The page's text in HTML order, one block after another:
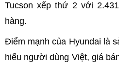
Tucson xếp thứ 2 với
hàng.
Điểm mạnh của Hyundai là
hiếu người dùng Việt, giá